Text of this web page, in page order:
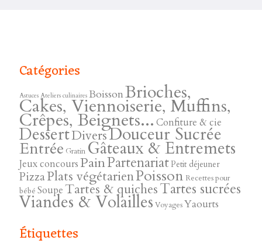
Catégories
Astuces Ateliers culinaires BoissonBrioches,
Cakes, Viennoiserie, Muffins,
Crêpes, Beignets... Confiture & cie
DessertDiversDouceur Sucrée
Entrée Gratin Gâteaux & Entremets
Jeux concoursPainPartenariatPetit déjeuner
PizzaPlats végétarienPoisson Recettes pour
bébé SoupeTartes & quichesTartes sucrées
Viandes & Volailles VoyagesYaourts
Étiquettes